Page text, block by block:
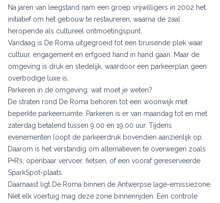
Na jaren van leegstand nam een groep vrijwilligers in 2002 het
initiatief om het gebouw te restaureren, waarna de zaal
heropende als cultureel ontmoetingspunt.
Vandaag is De Roma uitgegroeid tot een bruisende plek waar
cultuur, engagement en erfgoed hand in hand gaan. Maar de
omgeving is druk en stedelijk, waardoor een parkeerplan geen
overbodige luxe is.
Parkeren in de omgeving: wat moet je weten?
De straten rond De Roma behoren tot een woonwijk met
beperkte parkeerruimte. Parkeren is er van maandag tot en met
zaterdag betalend tussen 9.00 en 19.00 uur. Tijdens
evenementen loopt de parkeerdruk bovendien aanzienlijk op.
Daarom is het verstandig om alternatieven te overwegen zoals
P+R’s, openbaar vervoer, fietsen, of een vooraf gereserveerde
SparkSpot-plaats.
Daarnaast ligt De Roma binnen de Antwerpse lage-emissiezone.
Niet elk voertuig mag deze zone binnenrijden. Een controle